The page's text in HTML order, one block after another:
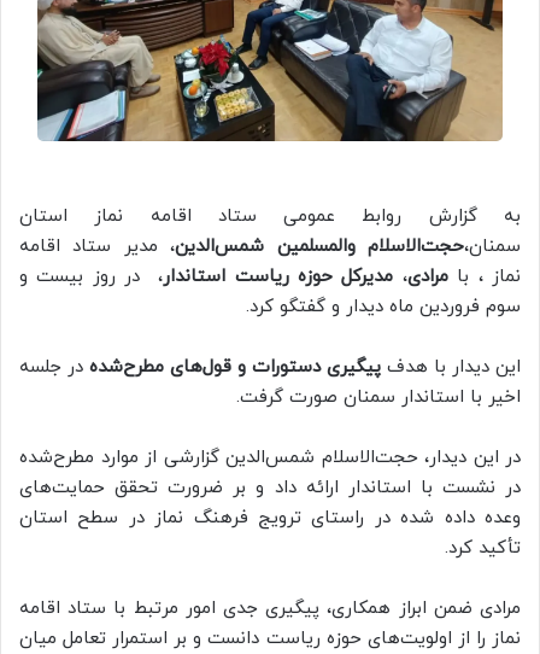
به گزارش روابط عمومی ستاد اقامه نماز استان
سمنان،حجت‌الاسلام والمسلمین شمس‌الدین، مدیر ستاد اقامه
نماز ، بامرادی، مدیرکل حوزه ریاست استاندار، در روز بیست و
سوم فروردین ماه دیدار و گفتگو کرد.
این دیدار با هدف پیگیری دستورات و قول‌های مطرح‌شده در جلسه
اخیر با استاندار سمنان صورت گرفت.
در این دیدار، حجت‌الاسلام شمس‌الدین گزارشی از موارد مطرح‌شده
در نشست با استاندار ارائه داد و بر ضرورت تحقق حمایت‌های
وعده داده شده در راستای ترویج فرهنگ نماز در سطح استان
تأکید کرد.
مرادی ضمن ابراز همکاری، پیگیری جدی امور مرتبط با ستاد اقامه
نماز را از اولویت‌های حوزه ریاست دانست و بر استمرار تعامل میان